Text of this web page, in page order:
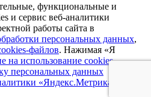
функциональные и
и сервис веб-аналитики
работы сайта в
персональных данных,
файлов. Нажимая «Я
на использование cookies
персональных данных
«Яндекс.Метрика»